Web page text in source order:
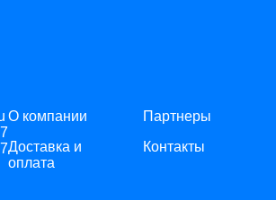
О компании
Партнеры
Доставка и
оплата
Контакты